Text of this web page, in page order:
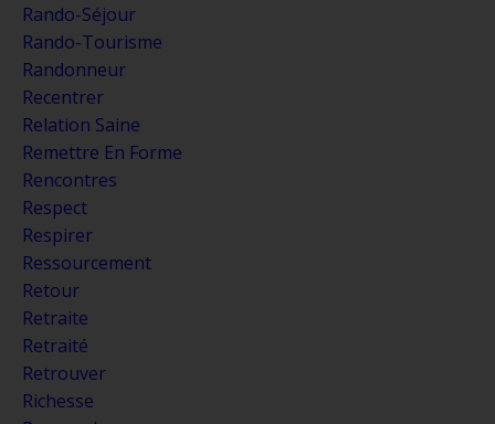
Rando-Séjour
Rando-Tourisme
Randonneur
Recentrer
Relation Saine
Remettre En Forme
Rencontres
Respect
Respirer
Ressourcement
Retour
Retraite
Retraité
Retrouver
Richesse